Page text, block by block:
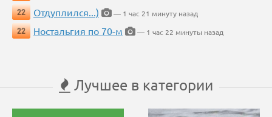
22
Отдуплился...)
— 1 час 21 минуту назад
22
Ностальгия по 70-м — 1 час 22 минуты назад
Лучшее в категории